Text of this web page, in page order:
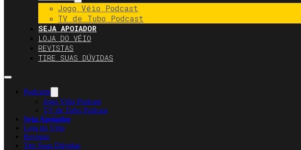
Jogo Véio Podcast
TV de Tubo Podcast
SEJA APOIADOR
LOJA DO VÉIO
REVISTAS
TIRE SUAS DÚVIDAS
Podcasts
Jogo Véio Podcast
TV de Tubo Podcast
Seja Apoiador
Loja do Véio
Revistas
Tire Suas Dúvidas